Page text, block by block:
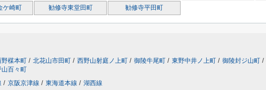
崎町 勧修寺東堂田町 勧修寺平田町
野楳本町 / 北花山市田町 / 西野山射庭ノ上町 / 御陵牛尾町 / 東野中井ノ上町 / 御陵封ジ山町 /
山百々町
/ 京阪京津線 / 東海道本線 / 湖西線